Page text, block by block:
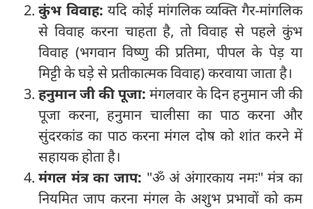
कुंभ विवाह: यदि कोई मांगलिक व्यक्ति गैर-मांगलिक
से विवाह करना चाहता है, तो विवाह से पहले कुंभ
विवाह (भगवान विष्णु की प्रतिमा, पीपल के पेड़ या
मिट्टी के घड़े से प्रतीकात्मक विवाह) करवाया जाता है।
हनुमान जी की पूजा: मंगलवार के दिन हनुमान जी की
पूजा करना, हनुमान चालीसा का पाठ करना और
सुंदरकांड का पाठ करना मंगल दोष को शांत करने में
सहायक होता है।
मंगल मंत्र का जाप: "ॐ अं अंगारकाय नमः" मंत्र का
नियमित जाप करना मंगल के अशुभ प्रभावों को कम